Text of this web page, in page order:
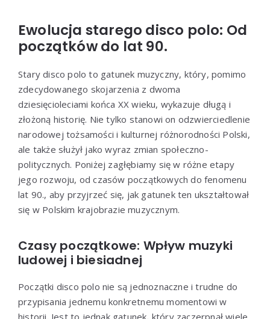
Ewolucja starego disco polo: Od
początków do lat 90.
Stary disco polo to gatunek muzyczny, który, pomimo
zdecydowanego skojarzenia z dwoma
dziesięcioleciami końca XX wieku, wykazuje długą i
złożoną historię. Nie tylko stanowi on odzwierciedlenie
narodowej tożsamości i kulturnej różnorodności Polski,
ale także służył jako wyraz zmian społeczno-
politycznych. Poniżej zagłębiamy się w różne etapy
jego rozwoju, od czasów początkowych do fenomenu
lat 90., aby przyjrzeć się, jak gatunek ten ukształtował
się w Polskim krajobrazie muzycznym.
Czasy początkowe: Wpływ muzyki
ludowej i biesiadnej
Początki disco polo nie są jednoznaczne i trudne do
przypisania jednemu konkretnemu momentowi w
historii. Jest to jednak gatunek, który zaczerpnął wiele